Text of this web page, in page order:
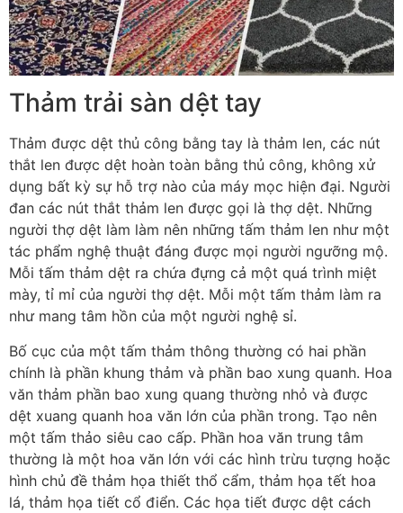
Thảm trải sàn dệt tay
Thảm được dệt thủ công bằng tay là thảm len, các nút
thắt len được dệt hoàn toàn bằng thủ công, không xử
dụng bất kỳ sự hỗ trợ nào của máy mọc hiện đại. Người
đan các nút thắt thảm len được gọi là thợ dệt. Những
người thợ dệt làm làm nên những tấm thảm len như một
tác phẩm nghệ thuật đáng được mọi người ngưỡng mộ.
Mỗi tấm thảm dệt ra chứa đựng cả một quá trình miệt
mày, tỉ mỉ của người thợ dệt. Mỗi một tấm thảm làm ra
như mang tâm hồn của một người nghệ sỉ.
Bố cục của một tấm thảm thông thường có hai phần
chính là phần khung thảm và phần bao xung quanh. Hoa
văn thảm phần bao xung quang thường nhỏ và được
dệt xuang quanh hoa văn lớn của phần trong. Tạo nên
một tấm thảo siêu cao cấp. Phần hoa văn trung tâm
thường là một hoa văn lớn với các hình trừu tượng hoặc
hình chủ đề thảm họa thiết thổ cẩm, thảm họa tết hoa
lá, thảm họa tiết cổ điển. Các họa tiết được dệt cách